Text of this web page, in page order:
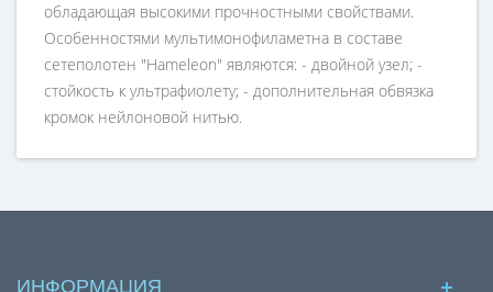
обладающая высокими прочностными свойствами.
Особенностями мультимонофиламетна в составе
сетеполотен "Hameleon" являются: - двойной узел; -
стойкость к ультрафиолету; - дополнительная обвязка
кромок нейлоновой нитью.
ИНФОРМАЦИЯ